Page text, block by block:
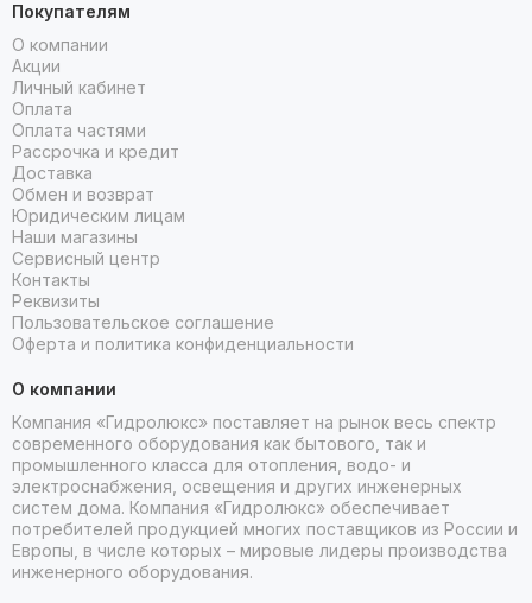
Покупателям
О компании
Акции
Личный кабинет
Оплата
Оплата частями
Рассрочка и кредит
Доставка
Обмен и возврат
Юридическим лицам
Наши магазины
Сервисный центр
Контакты
Реквизиты
Пользовательское соглашение
Оферта и политика конфиденциальности
О компании
Компания «Гидролюкс» поставляет на рынок весь спектр
современного оборудования как бытового, так и
промышленного класса для отопления, водо- и
электроснабжения, освещения и других инженерных
систем дома. Компания «Гидролюкс» обеспечивает
потребителей продукцией многих поставщиков из России и
Европы, в числе которых – мировые лидеры производства
инженерного оборудования.